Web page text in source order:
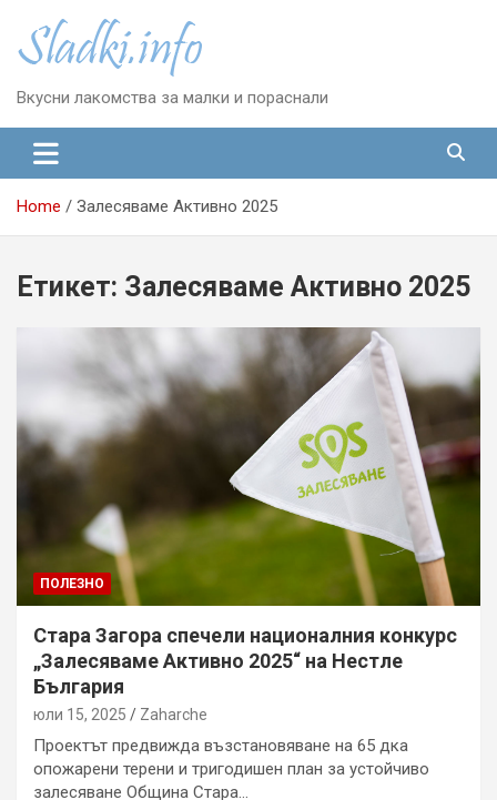
content
Вкусни лакомства за малки и пораснали
Home Залесяваме Активно 2025
Етикет: Залесяваме Активно 2025
ПОЛЕЗНО
Стара Загора спечели националния конкурс
„Залесяваме Активно 2025“ на Нестле
България
юли 15, 2025 Zaharche
Проектът предвижда възстановяване на 65 дка
опожарени терени и тригодишен план за устойчиво
залесяване Община Стара…